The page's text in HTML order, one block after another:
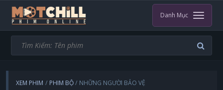
Danh Mục
XEM PHIM PHIM BỘ NHỮNG NGƯỜI BẢO VỆ